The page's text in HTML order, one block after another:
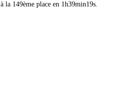
la 149ème place en 1h39min19s.